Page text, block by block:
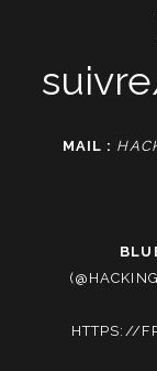
MAIL :
HTTPS://